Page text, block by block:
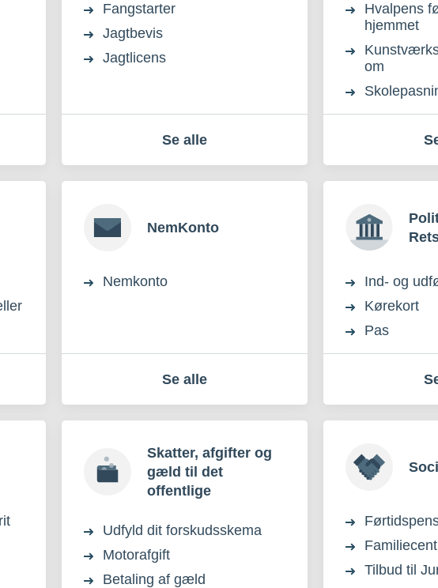
Fangstarter
Jagtbevis
Jagtlicens
Se alle
Hvalpens
hjemmet
om
NemKonto
Nemkonto
Se alle
Ind- og
Kørekort
Pas
Skatter, afgifter og
gæld til det
offentlige
Udfyld dit forskudsskema
Motorafgift
Betaling af gæld
Tilbud til